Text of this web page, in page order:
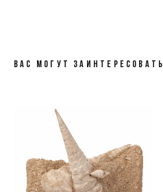
ВАС МОГУТ ЗАИНТЕРЕСОВАТЬ